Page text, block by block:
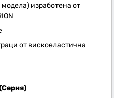
изработена от
от вискоеластична